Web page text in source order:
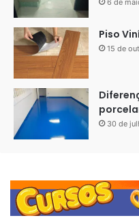
Dicas de
6 de
Piso
15 de
30 de